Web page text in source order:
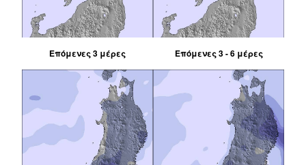
Επόμενες 3 μέρες Επόμενες 3 - 6 μέρες